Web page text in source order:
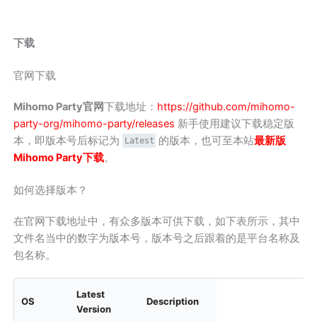
下载
官网下载
Mihomo Party官网下载地址： https://github.com/mihomo-
party-org/mihomo-party/releases 新手使用建议下载稳定版
本，即版本号后标记为 Latest 的版本，也可至本站最新版
Mihomo Party下载。
如何选择版本？
在官网下载地址中，有众多版本可供下载，如下表所示，其中
文件名当中的数字为版本号，版本号之后跟着的是平台名称及
包名称。
OS
Latest
Version
Description